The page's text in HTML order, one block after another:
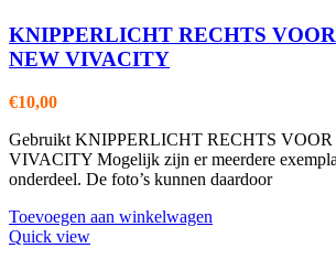
KNIPPERLICHT RECHTS
NEW VIVACITY
€10,00
Gebruikt KNIPPERLICHT RECHTS
VIVACITY Mogelijk zijn er meerdere
onderdeel. De foto’s kunnen daardoor
Toevoegen aan winkelwagen
Quick view